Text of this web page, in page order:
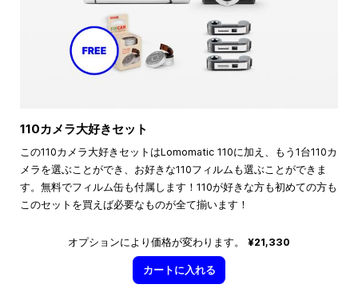
110カメラ大好きセット
この110カメラ大好きセットはLomomatic 110に加え、もう1台110カ
メラを選ぶことができ、お好きな110フィルムも選ぶことができま
す。無料でフィルム缶も付属します！110が好きな方も初めての方も
このセットを買えば必要なものが全て揃います！
オプションにより価格が変わります。 ¥21,330
カートに入れる